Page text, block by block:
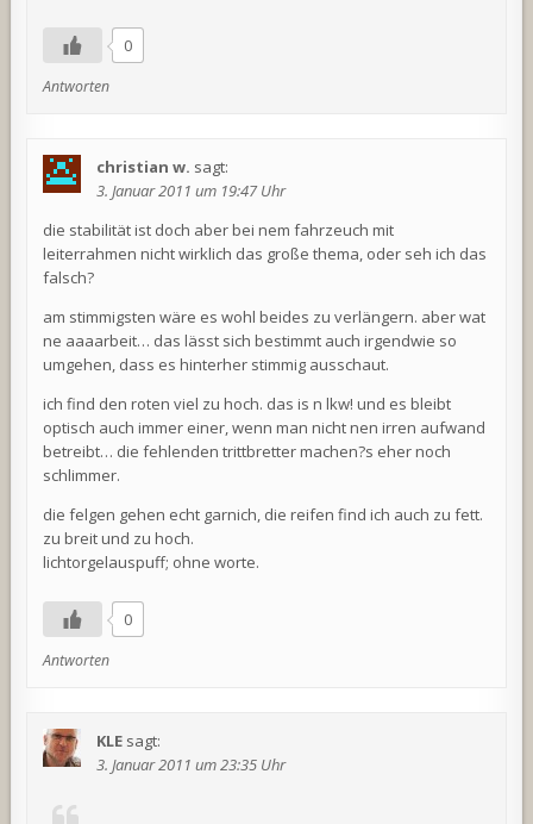
0
Antworten
christian w. sagt:
3. Januar 2011 um 19:47 Uhr
die stabilität ist doch aber bei nem fahrzeuch mit
leiterrahmen nicht wirklich das große thema, oder seh ich das
falsch?
am stimmigsten wäre es wohl beides zu verlängern. aber wat
ne aaaarbeit… das lässt sich bestimmt auch irgendwie so
umgehen, dass es hinterher stimmig ausschaut.
ich find den roten viel zu hoch. das is n lkw! und es bleibt
optisch auch immer einer, wenn man nicht nen irren aufwand
betreibt… die fehlenden trittbretter machen?s eher noch
schlimmer.
die felgen gehen echt garnich, die reifen find ich auch zu fett.
zu breit und zu hoch.
lichtorgelauspuff; ohne worte.
0
Antworten
KLE sagt:
3. Januar 2011 um 23:35 Uhr